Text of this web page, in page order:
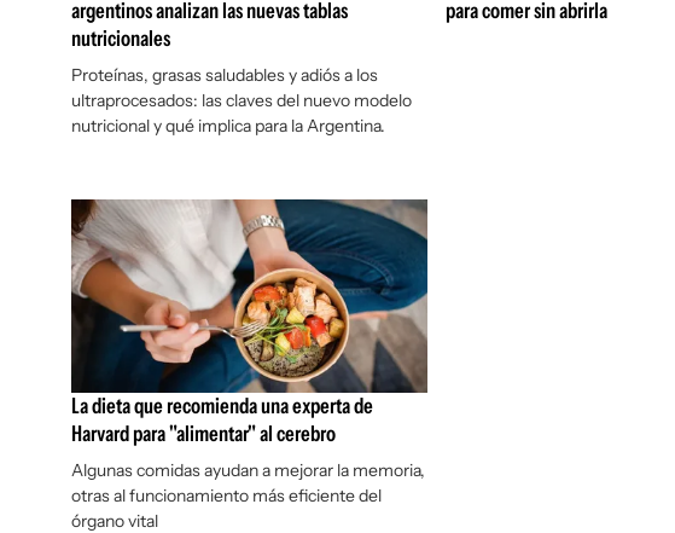
argentinos analizan las nuevas tablas
nutricionales
Proteínas, grasas saludables y adiós a los
ultraprocesados: las claves del nuevo modelo
nutricional y qué implica para la Argentina.
para comer sin abrirla
La dieta que recomienda una experta de
Harvard para "alimentar" al cerebro
Algunas comidas ayudan a mejorar la memoria,
otras al funcionamiento más eficiente del
órgano vital